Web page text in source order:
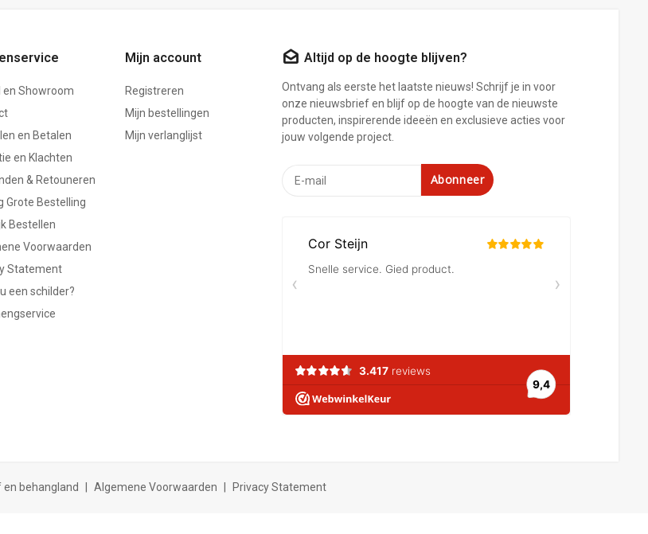
en Showroom
en Betalen
en Klachten
& Retouneren
Grote Bestelling
Bestellen
Voorwaarden
Statement
een schilder?
Mijn account
Registreren
Mijn bestellingen
Mijn verlanglijst
Altijd op de hoogte blijven?
Ontvang als eerste het laatste nieuws! Schrijf je in voor
onze nieuwsbrief en blijf op de hoogte van de nieuwste
producten, inspirerende ideeën en exclusieve acties voor
jouw volgende project.
Abonneer
behangland Algemene Voorwaarden Privacy Statement